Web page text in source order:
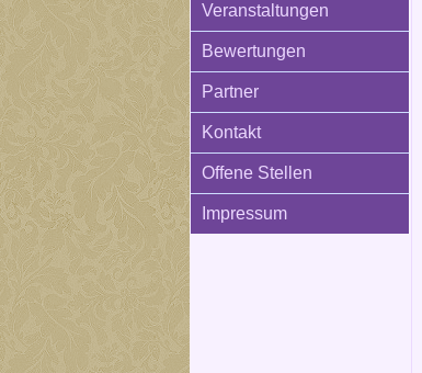
Veranstaltungen
Bewertungen
Partner
Kontakt
Offene Stellen
Impressum